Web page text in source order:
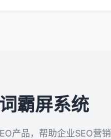
霸屏系统
产品，帮助企业SEO营销